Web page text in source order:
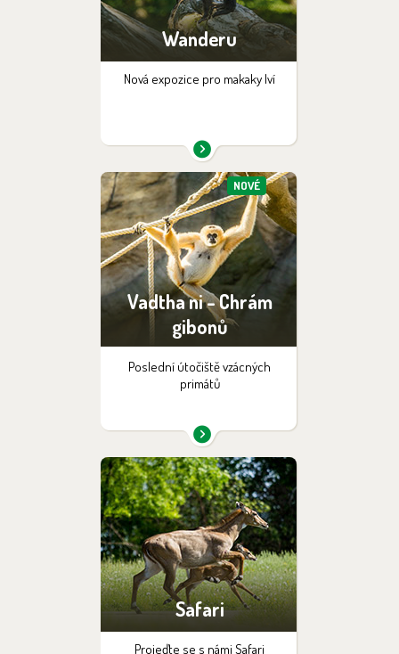
Wanderu
Nová expozice pro makaky lví
NOVÉ
Vadtha ni - Chrám
gibonů
Poslední útočiště vzácných
primátů
Safari
Projeďte se s námi Safari